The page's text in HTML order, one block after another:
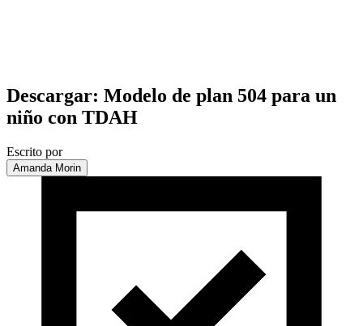
Descargar: Modelo de plan 504 para un
niño con TDAH
Escrito por
Amanda Morin